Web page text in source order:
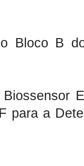
Bloco B
para a